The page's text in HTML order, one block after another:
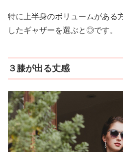
特に上半身のボリュームがある
したギャザーを選ぶと◎です。
３膝が出る丈感